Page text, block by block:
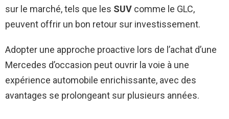
sur le marché, tels que les SUV comme le GLC,
peuvent offrir un bon retour sur investissement.
Adopter une approche proactive lors de l’achat d’une
Mercedes d’occasion peut ouvrir la voie à une
expérience automobile enrichissante, avec des
avantages se prolongeant sur plusieurs années.